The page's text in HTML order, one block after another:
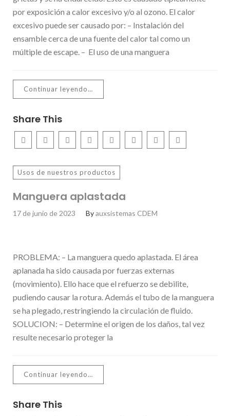
por exposición a calor excesivo y/o al ozono. El calor
excesivo puede ser causado por: – Instalación del
ensamble cerca de una fuente del calor tal como un
múltiple de escape. – El uso de una manguera
Continuar leyendo…
Share This
Usos de nuestros productos
Manguera aplastada
17 de junio de 2023 Byauxsistemas CDEM
PROBLEMA: – La manguera quedo aplastada. El área
aplanada ha sido causada por fuerzas externas
(movimiento). Ello hace que el refuerzo se debilite,
pudiendo causar la rotura. Además el tubo de la manguera
se ha plegado, restringiendo la circulación de fluido.
SOLUCION: – Determine el origen de los daños, tal vez
resulte necesario proteger la
Continuar leyendo…
Share This